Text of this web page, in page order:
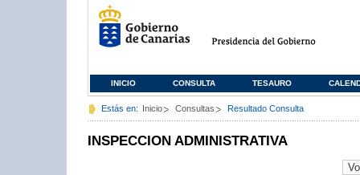
INICIO CONSULTA TESAURO
Estás en: Inicio Consultas Resultado Consulta
INSPECCION ADMINISTRATIVA